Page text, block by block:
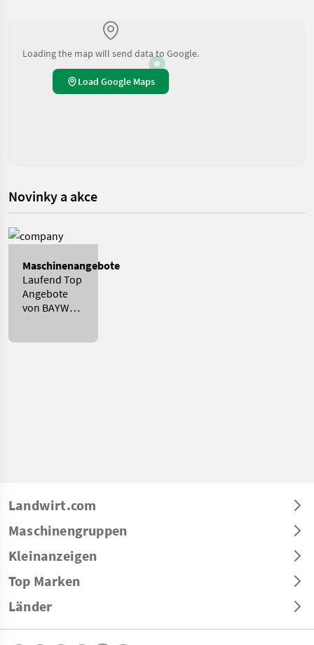
Loading the map will send data to Google.
Load Google Maps
Novinky a akce
Maschinenangebote
Laufend Top
Angebote
von BAYWA
Landwirt.com
Maschinengruppen
Kleinanzeigen
Top Marken
Länder